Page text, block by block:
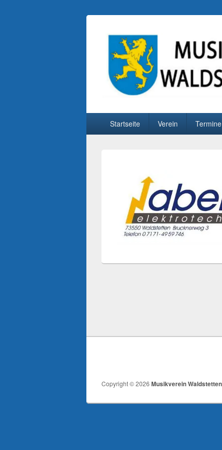
Musikverein
Startseite Verein Termine
Copyright © 2026 Musikverein